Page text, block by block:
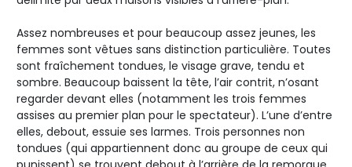
Assez nombreuses et pour beaucoup assez jeunes, les
femmes sont vêtues sans distinction particulière. Toutes
sont fraîchement tondues, le visage grave, tendu et
sombre. Beaucoup baissent la tête, l’air contrit, n’osant
regarder devant elles (notamment les trois femmes
assises au premier plan pour le spectateur). L’une d’entre
elles, debout, essuie ses larmes. Trois personnes non
tondues (qui appartiennent donc au groupe de ceux qui